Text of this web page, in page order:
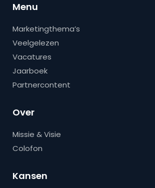
Menu
Marketingthema’s
Veelgelezen
Vacatures
Jaarboek
Partnercontent
Over
Missie & Visie
Colofon
Kansen